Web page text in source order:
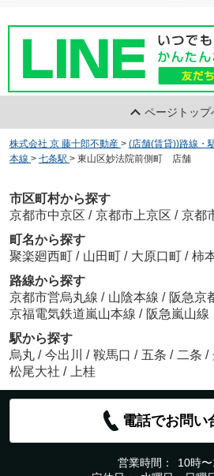
ページトップ
株式会社 京 藤十郎不動産 > (店舗(賃貸))路線・
本線 > 七条駅 > 東山区妙法院前側町 店舗
市区町村から探す
京都市中京区 / 京都市上京区 / 京都
町名から探す
聚楽廻西町 / 山田町 / 大原口町 / 柿
路線から探す
京都市営烏丸線 / 山陰本線 / 阪急京
京福電気鉄道嵐山本線 / 阪急嵐山線
駅から探す
烏丸 / 今出川 / 鞍馬口 / 五条 / 二条 /
松尾大社 / 上桂
電話でお問い
営業時間：
10時